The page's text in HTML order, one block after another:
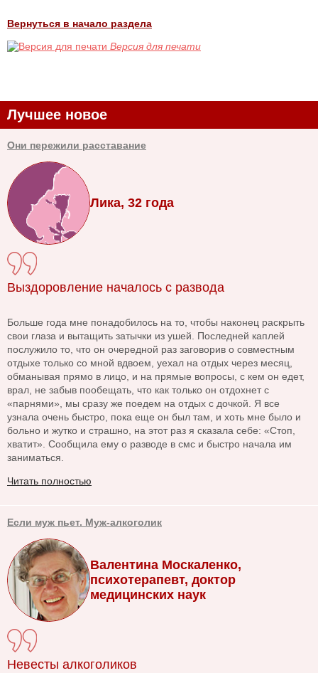
Вернуться в начало раздела
Версия для печати
Лучшее новое
Они пережили расставание
Лика, 32 года
Выздоровление началось с развода
Больше года мне понадобилось на то, чтобы наконец раскрыть
свои глаза и вытащить затычки из ушей. Последней каплей
послужило то, что он очередной раз заговорив о совместным
отдыхе только со мной вдвоем, уехал на отдых через месяц,
обманывая прямо в лицо, и на прямые вопросы, с кем он едет,
врал, не забыв пообещать, что как только он отдохнет с
«парнями», мы сразу же поедем на отдых с дочкой. Я все
узнала очень быстро, пока еще он был там, и хоть мне было и
больно и жутко и страшно, на этот раз я сказала себе: «Стоп,
хватит». Сообщила ему о разводе в смс и быстро начала им
заниматься.
Читать полностью
Если муж пьет. Муж-алкоголик
Валентина Москаленко,
психотерапевт, доктор
медицинских наук
Невесты алкоголиков